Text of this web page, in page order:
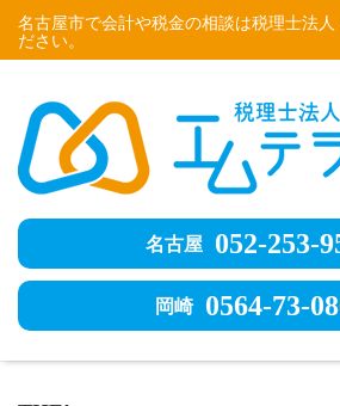
名古屋市で会計や税金の相談は税理士法人
ださい。
名古屋 052-253-
岡崎 0564-73-